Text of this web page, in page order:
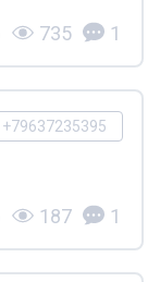
735 1
+79637235395
187 1